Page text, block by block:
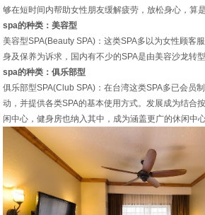
够在短时间内帮助女性朋友缓解疲劳，放松身心，算
spa的种类：美容型
美容型SPA(Beauty SPA)：这类SPA多以为女性顾客
身及保养为诉求，国内有不少的SPA是由美容沙龙转型
spa的种类：俱乐部型
俱乐部型SPA(Club SPA)：在台湾这类SPA多已会员
动，并提供各类SPA的基本使用方式。发展成为结合
闲中心，健身房也纳入其中，成为涵盖更广的休闲中心